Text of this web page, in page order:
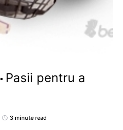
Pasii pentru a
3 minute read